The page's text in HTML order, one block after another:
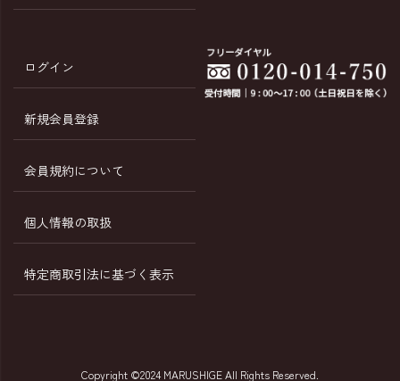
ログイン
新規会員登録
会員規約について
個人情報の取扱
特定商取引法に基づく表示
Copyright ©2024 MARUSHIGE All Rights Reserved.